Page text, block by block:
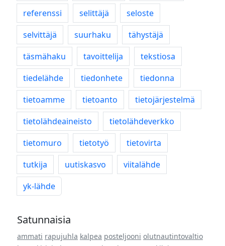
referenssi
selittäjä
seloste
selvittäjä
suurhaku
tähystäjä
täsmähaku
tavoittelija
tekstiosa
tiedelähde
tiedonhete
tiedonna
tietoamme
tietoanto
tietojärjestelmä
tietolähdeaineisto
tietolähdeverkko
tietomuro
tietotyö
tietovirta
tutkija
uutiskasvo
viitalähde
yk-lähde
Satunnaisia
ammati rapujuhla kalpea posteljooni olutnautintovaltio